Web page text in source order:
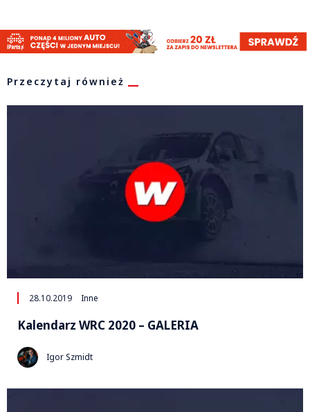
Przeczytaj również
28.10.2019 Inne
Kalendarz WRC 2020 – GALERIA
Igor Szmidt